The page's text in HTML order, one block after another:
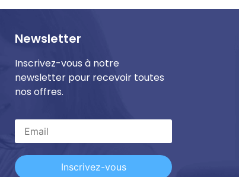
Newsletter
Inscrivez-vous à notre
newsletter pour recevoir toutes
nos offres.
Inscrivez-vous